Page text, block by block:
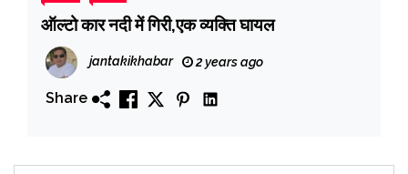
ऑल्टो कार नदी में गिरी,एक व्यक्ति घायल
jantakikhabar 2 years ago
Share